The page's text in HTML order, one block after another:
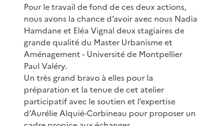
Pour le travail de fond de ces deux actions,
nous avons la chance d’avoir avec nous Nadia
Hamdane et Eléa Vignal deux stagiaires de
grande qualité du Master Urbanisme et
Aménagement - Université de Montpellier
Paul Valéry.
Un très grand bravo à elles pour la
préparation et la tenue de cet atelier
participatif avec le soutien et l’expertise
d’Aurélie Alquié-Corbineau pour proposer un